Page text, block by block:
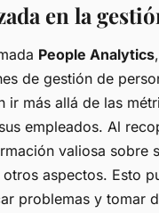
en la
People Analytics
de gestión de
ir más allá de las
empleados. Al
valiosa sobre
aspectos. Esto
problemas y tomar